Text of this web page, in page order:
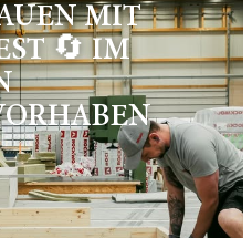
MIT
🔄️ IM